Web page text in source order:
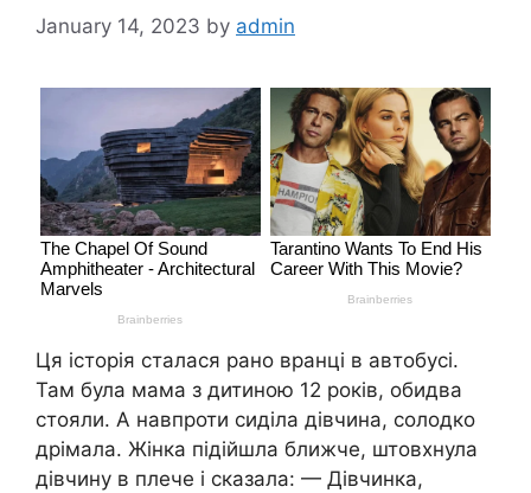
January 14, 2023 by admin
Ця історія сталася рано вранці в автобусі.
Там була мама з дитиною 12 років, обидва
стояли. А навпроти сиділа дівчина, солодко
дрімала. Жінка підійшла ближче, штовхнула
дівчину в плече і сказала: — Дівчинка,